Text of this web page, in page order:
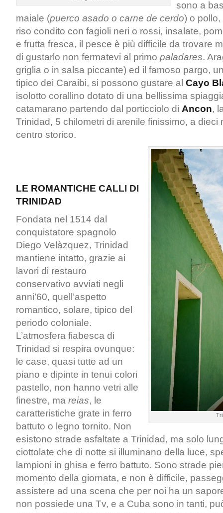
sono a
maiale (puerco asado o carne de cerdo) o
riso condito con fagioli neri o rossi, insalate,
e frutta fresca, il pesce è più difficile da trovare
di gustarlo non fermatevi al primo paladares.
griglia o in salsa piccante) ed il famoso pargo,
tipico dei Caraibi, si possono gustare al Cayo
isolotto corallino dotato di una bellissima
catamarano partendo dal porticciolo di Ancon,
Trinidad, 5 chilometri di arenile finissimo, a dieci
centro storico.
LE ROMANTICHE CALLI DI
TRINIDAD
Fondata nel 1514 dal
conquistatore spagnolo
Diego Velàzquez, Trinidad
mantiene intatto, grazie ai
lavori di restauro
conservativo avviati negli
anni’60, quell’aspetto
romantico, solare, tipico del
periodo coloniale.
L’atmosfera fiabesca di
Trinidad si respira ovunque:
le case, quasi tutte ad un
piano e dipinte in tenui colori
pastello, non hanno vetri alle
finestre, ma reias, le
caratteristiche grate in ferro
battuto o legno tornito. Non
esistono strade asfaltate a Trinidad, ma solo
ciottolate che di notte si illuminano della luce,
lampioni in ghisa e ferro battuto. Sono strade
momento della giornata, e non è difficile,
assistere ad una scena che per noi ha un
non possiede una Tv, e a Cuba sono in tanti,